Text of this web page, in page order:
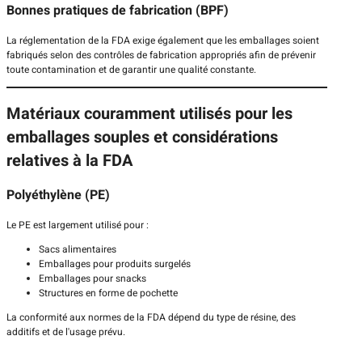
Bonnes pratiques de fabrication (BPF)
La réglementation de la FDA exige également que les emballages soient
fabriqués selon des contrôles de fabrication appropriés afin de prévenir
toute contamination et de garantir une qualité constante.
Matériaux couramment utilisés pour les
emballages souples et considérations
relatives à la FDA
Polyéthylène (PE)
Le PE est largement utilisé pour :
Sacs alimentaires
Emballages pour produits surgelés
Emballages pour snacks
Structures en forme de pochette
La conformité aux normes de la FDA dépend du type de résine, des
additifs et de l'usage prévu.